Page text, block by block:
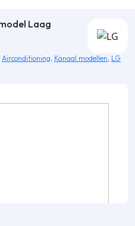
Laag
Airconditioning, Kanaal modellen, LG